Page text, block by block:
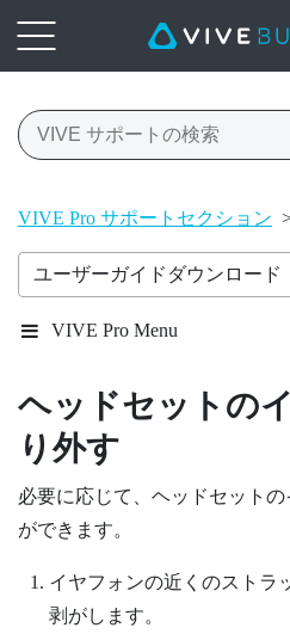
VIVE Pro サポートセクション
ユーザーガイドダウンロード
VIVE Pro Menu
ヘッドセットの
り外す
必要に応じて、ヘッドセット
ができます。
イヤフォンの近くのストラ
剥がします。